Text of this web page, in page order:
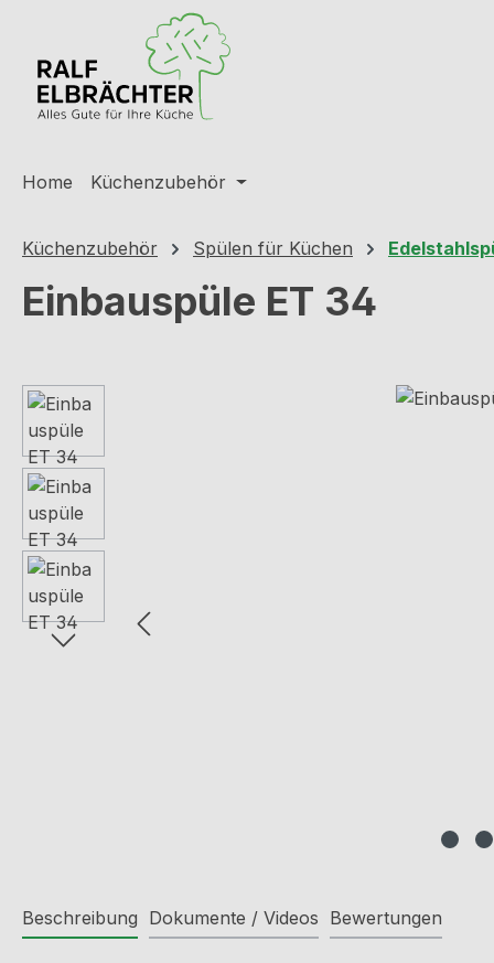
Hauptinhalt springen
Zur Suche springen
Zur Hauptnavigation springen
Home Küchenzubehör
Küchenzubehör Spülen für Küchen
Einbauspüle ET 34
Bildergalerie überspringen
Beschreibung Dokumente / Videos Bewertungen